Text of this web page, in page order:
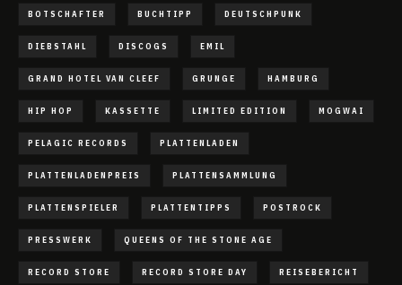
BOTSCHAFTER BUCHTIPP DEUTSCHPUNK
DIEBSTAHL DISCOGS EMIL
GRAND HOTEL VAN CLEEF GRUNGE HAMBURG
HIP HOP KASSETTE LIMITED EDITION MOGWAI
PELAGIC RECORDS PLATTENLADEN
PLATTENLADENPREIS PLATTENSAMMLUNG
PLATTENSPIELER PLATTENTIPPS POSTROCK
PRESSWERK QUEENS OF THE STONE AGE
RECORD STORE RECORD STORE DAY REISEBERICHT